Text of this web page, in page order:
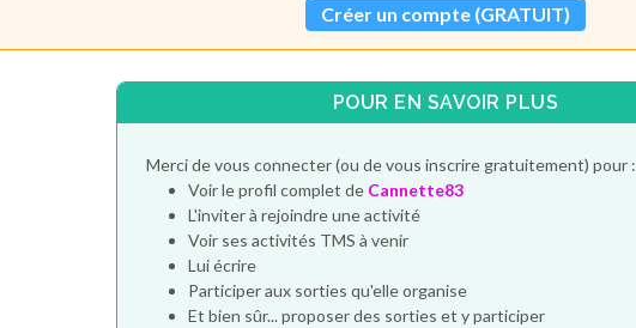
Créer un compte (GRATUIT)
POUR EN SAVOIR PLUS
Merci de vous connecter (ou de vous inscrire gratuitement) pour :
Voir le profil complet de Cannette83
L'inviter à rejoindre une activité
Voir ses activités TMS à venir
Lui écrire
Participer aux sorties qu'elle organise
Et bien sûr... proposer des sorties et y participer